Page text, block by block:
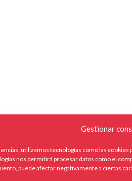
Gestionar
utilizamos tecnologías como las cookies
nos permitirá procesar datos como el
puede afectar negativamente a ciertas